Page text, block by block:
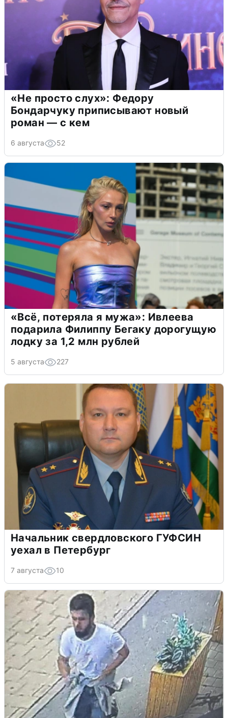
«Не просто слух»: Федору
Бондарчуку приписывают новый
роман — с кем
6 августа 52
«Всё, потеряла я мужа»: Ивлеева
подарила Филиппу Бегаку дорогущую
лодку за 1,2 млн рублей
5 августа 227
Начальник свердловского ГУФСИН
уехал в Петербург
7 августа 10